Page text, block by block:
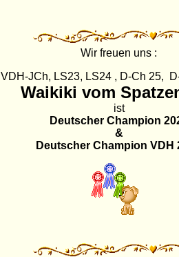
Wir freuen uns :
VDH-JCh, LS23, LS24 , D-Ch 25,
Waikiki vom
ist
Deutscher Champion
&
Deutscher Champion VDH